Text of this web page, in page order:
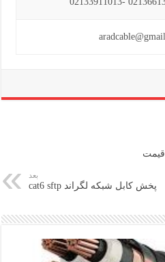
کابل شبکه نگزنس cat6 sftp قیمت
بعد
پخش کابل شبکه لگراند cat6 sftp